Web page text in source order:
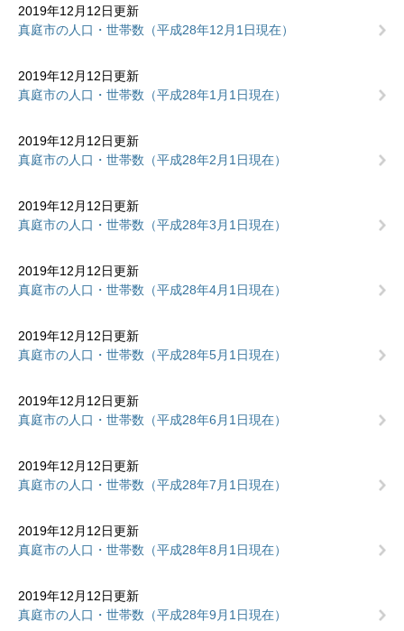
2019年12月12日更新
真庭市の人口・世帯数（平成28年12月1日現在）
2019年12月12日更新
真庭市の人口・世帯数（平成28年1月1日現在）
2019年12月12日更新
真庭市の人口・世帯数（平成28年2月1日現在）
2019年12月12日更新
真庭市の人口・世帯数（平成28年3月1日現在）
2019年12月12日更新
真庭市の人口・世帯数（平成28年4月1日現在）
2019年12月12日更新
真庭市の人口・世帯数（平成28年5月1日現在）
2019年12月12日更新
真庭市の人口・世帯数（平成28年6月1日現在）
2019年12月12日更新
真庭市の人口・世帯数（平成28年7月1日現在）
2019年12月12日更新
真庭市の人口・世帯数（平成28年8月1日現在）
2019年12月12日更新
真庭市の人口・世帯数（平成28年9月1日現在）